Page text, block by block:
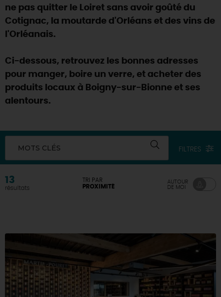
Où sortir ?
DEMAIN
ne pas quitter le Loiret sans avoir goûté du
Cotignac, la moutarde d'Orléans et des vins de
l'Orléanais.
Ci-dessous, retrouvez les bonnes adresses
pour manger, boire un verre, et acheter des
produits locaux à Boigny-sur-Bionne et ses
alentours.
MOTS CLÉS FILTRES
13
résultats
TRI PAR
PROXIMITÉ
AUTOUR
DE MOI